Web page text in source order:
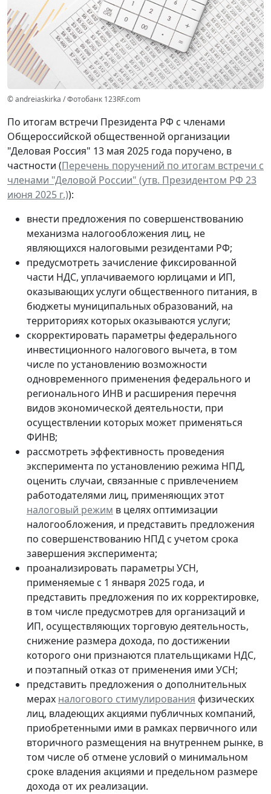
© andreiaskirka / Фотобанк 123RF.com
По итогам встречи Президента РФ с членами
Общероссийской общественной организации
"Деловая Россия" 13 мая 2025 года поручено, в
частности (Перечень поручений по итогам встречи с
членами "Деловой России" (утв. Президентом РФ 23
июня 2025 г.)):
внести предложения по совершенствованию
механизма налогообложения лиц, не
являющихся налоговыми резидентами РФ;
предусмотреть зачисление фиксированной
части НДС, уплачиваемого юрлицами и ИП,
оказывающих услуги общественного питания, в
бюджеты муниципальных образований, на
территориях которых оказываются услуги;
скорректировать параметры федерального
инвестиционного налогового вычета, в том
числе по установлению возможности
одновременного применения федерального и
регионального ИНВ и расширения перечня
видов экономической деятельности, при
осуществлении которых может применяться
ФИНВ;
рассмотреть эффективность проведения
эксперимента по установлению режима НПД,
оценить случаи, связанные с привлечением
работодателями лиц, применяющих этот
налоговый режим в целях оптимизации
налогообложения, и представить предложения
по совершенствованию НПД с учетом срока
завершения эксперимента;
проанализировать параметры УСН,
применяемые с 1 января 2025 года, и
представить предложения по их корректировке,
в том числе предусмотрев для организаций и
ИП, осуществляющих торговую деятельность,
снижение размера дохода, по достижении
которого они признаются плательщиками НДС,
и поэтапный отказ от применения ими УСН;
представить предложения о дополнительных
мерах налогового стимулирования физических
лиц, владеющих акциями публичных компаний,
приобретенными ими в рамках первичного или
вторичного размещения на внутреннем рынке, в
том числе об отмене условий о минимальном
сроке владения акциями и предельном размере
дохода от их реализации.